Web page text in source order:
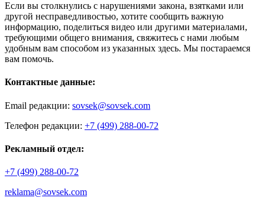
Если вы столкнулись с нарушениями закона, взятками или
другой несправедливостью, хотите сообщить важную
информацию, поделиться видео или другими материалами,
требующими общего внимания, свяжитесь с нами любым
удобным вам способом из указанных здесь. Мы постараемся
вам помочь.
Контактные данные:
Email редакции: sovsek@sovsek.com
Телефон редакции: +7 (499) 288-00-72
Рекламный отдел:
+7 (499) 288-00-72
reklama@sovsek.com